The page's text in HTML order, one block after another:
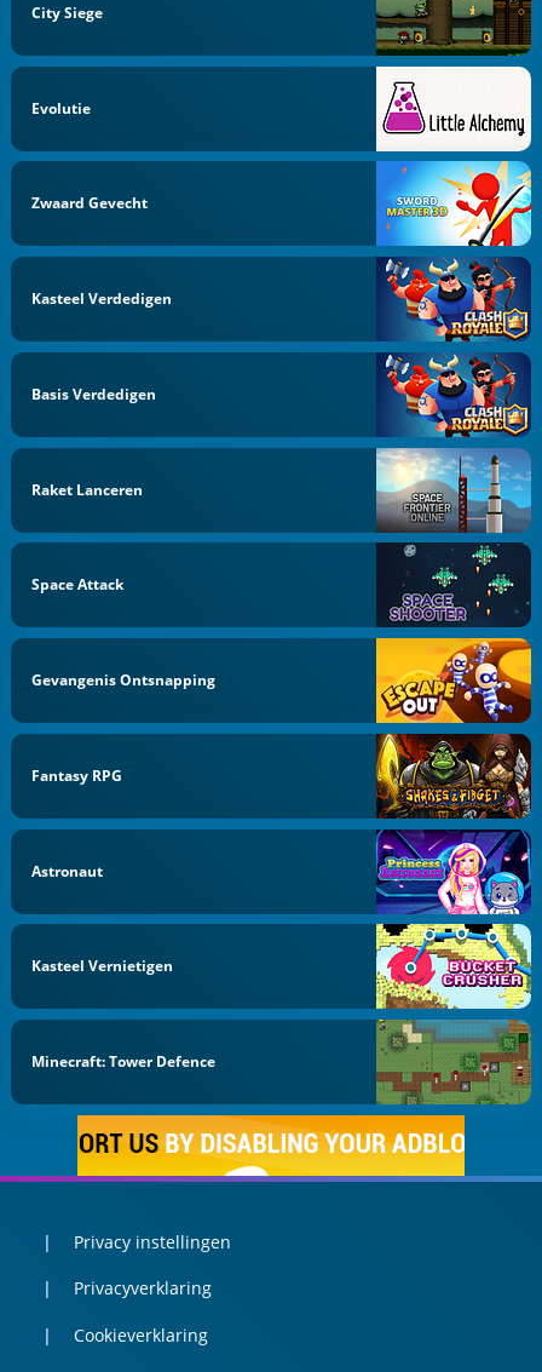
City Siege
Evolutie
Zwaard Gevecht
Kasteel Verdedigen
Basis Verdedigen
Raket Lanceren
Space Attack
Gevangenis Ontsnapping
Fantasy RPG
Astronaut
Kasteel Vernietigen
Minecraft: Tower Defence
Privacy instellingen
Privacyverklaring
Cookieverklaring